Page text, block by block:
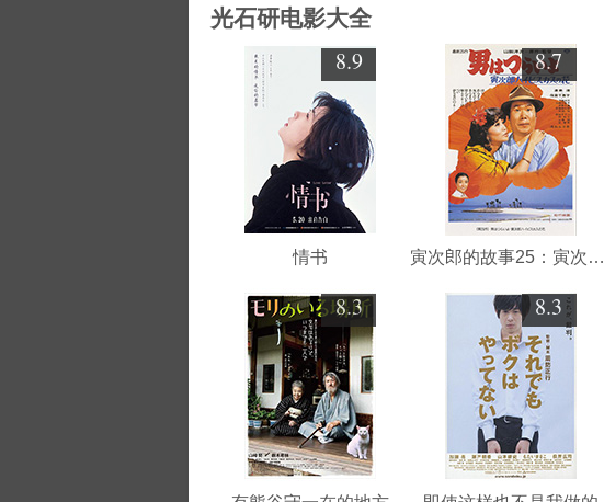
光石研电影大全
8.9
情书
8.7
寅次郎的故事25：寅次郎芙蓉花
8.3 8.3